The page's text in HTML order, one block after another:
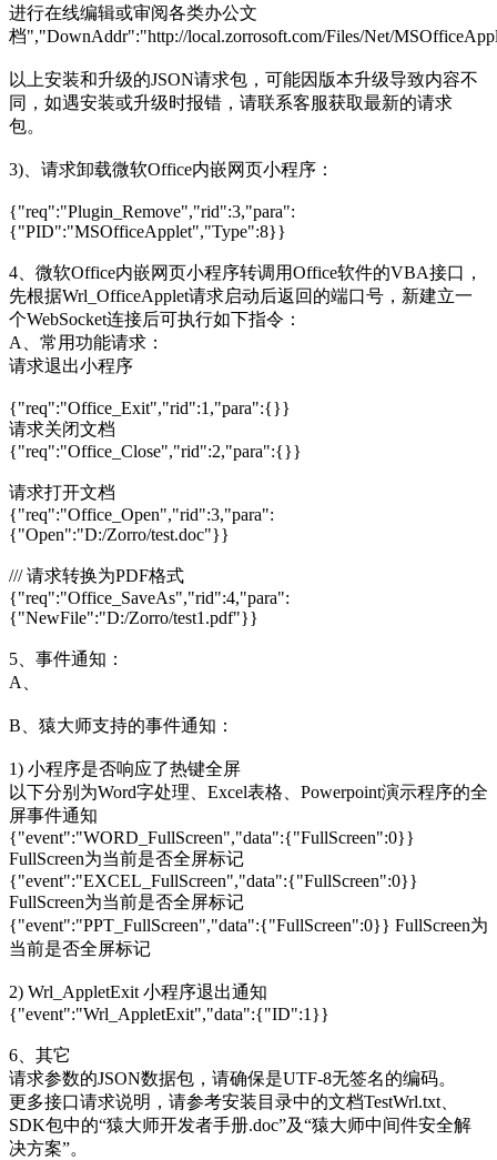
进行在线编辑或审阅各类办公文
档","DownAddr":"http://local.zorrosoft.com/Files/Net/
以上安装和升级的JSON请求包，可能因版本升级导致内容不
同，如遇安装或升级时报错，请联系客服获取最新的请求
包。
3)、请求卸载微软Office内嵌网页小程序：
{"req":"Plugin_Remove","rid":3,"para":
{"PID":"MSOfficeApplet","Type":8}}
4、微软Office内嵌网页小程序转调用Office软件的VBA接口，
先根据Wrl_OfficeApplet请求启动后返回的端口号，新建立一
个WebSocket连接后可执行如下指令：
A、常用功能请求：
请求退出小程序
{"req":"Office_Exit","rid":1,"para":{}}
请求关闭文档
{"req":"Office_Close","rid":2,"para":{}}
请求打开文档
{"req":"Office_Open","rid":3,"para":
{"Open":"D:/Zorro/test.doc"}}
/// 请求转换为PDF格式
{"req":"Office_SaveAs","rid":4,"para":
{"NewFile":"D:/Zorro/test1.pdf"}}
5、事件通知：
A、
B、猿大师支持的事件通知：
1) 小程序是否响应了热键全屏
以下分别为Word字处理、Excel表格、Powerpoint演示程序的全
屏事件通知
{"event":"WORD_FullScreen","data":{"FullScreen":0}}
FullScreen为当前是否全屏标记
{"event":"EXCEL_FullScreen","data":{"FullScreen":0}}
FullScreen为当前是否全屏标记
{"event":"PPT_FullScreen","data":{"FullScreen":0}} FullScreen为
当前是否全屏标记
2) Wrl_AppletExit 小程序退出通知
{"event":"Wrl_AppletExit","data":{"ID":1}}
6、其它
请求参数的JSON数据包，请确保是UTF-8无签名的编码。
更多接口请求说明，请参考安装目录中的文档TestWrl.txt、
SDK包中的“猿大师开发者手册.doc”及“猿大师中间件安全解
决方案”。